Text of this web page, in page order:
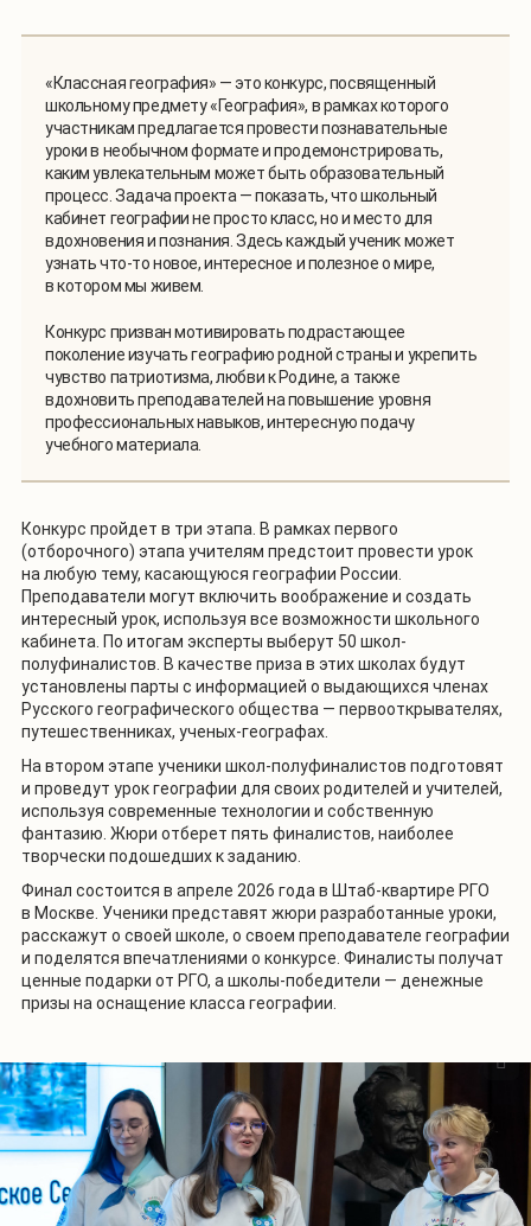
«Классная география» — это конкурс, посвященный
школьному предмету «География», в рамках которого
участникам предлагается провести познавательные
уроки в необычном формате и продемонстрировать,
каким увлекательным может быть образовательный
процесс. Задача проекта — показать, что школьный
кабинет географии не просто класс, но и место для
вдохновения и познания. Здесь каждый ученик может
узнать что-то новое, интересное и полезное о мире,
в котором мы живем.
Конкурс призван мотивировать подрастающее
поколение изучать географию родной страны и укрепить
чувство патриотизма, любви к Родине, а также
вдохновить преподавателей на повышение уровня
профессиональных навыков, интересную подачу
учебного материала.
Конкурс пройдет в три этапа. В рамках первого
(отборочного) этапа учителям предстоит провести урок
на любую тему, касающуюся географии России.
Преподаватели могут включить воображение и создать
интересный урок, используя все возможности школьного
кабинета. По итогам эксперты выберут 50 школ-
полуфиналистов. В качестве приза в этих школах будут
установлены парты с информацией о выдающихся членах
Русского географического общества — первооткрывателях,
путешественниках, ученых-географах.
На втором этапе ученики школ-полуфиналистов подготовят
и проведут урок географии для своих родителей и учителей,
используя современные технологии и собственную
фантазию. Жюри отберет пять финалистов, наиболее
творчески подошедших к заданию.
Финал состоится в апреле 2026 года в Штаб-квартире РГО
в Москве. Ученики представят жюри разработанные уроки,
расскажут о своей школе, о своем преподавателе географии
и поделятся впечатлениями о конкурсе. Финалисты получат
ценные подарки от РГО, а школы-победители — денежные
призы на оснащение класса географии.